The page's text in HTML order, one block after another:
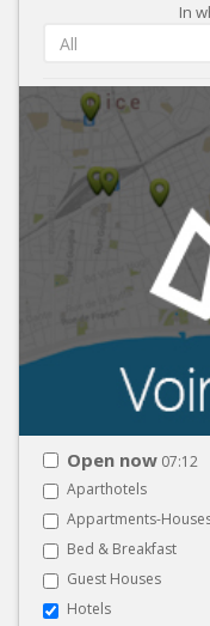
In
All
Open now 07:12
Aparthotels
Appartments-
Bed & Breakfast
Guest Houses
Hotels